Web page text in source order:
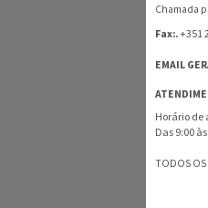
Chamada
Fax:.+351
EMAIL
Horário
Das 9:00
TODOS